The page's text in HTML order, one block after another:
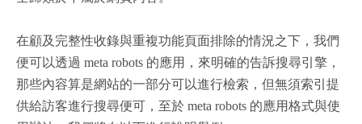
在顧及完整性收錄與重複功能頁面排除的情況之下，我們
便可以透過 meta robots 的應用，來明確的告訴搜尋引擎，
那些內容算是網站的一部分可以進行檢索，但無須索引提
供給訪客進行搜尋便可，至於 meta robots 的應用格式與使